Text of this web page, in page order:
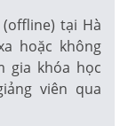
tại Hà
hoặc không
gia khóa học
viên qua